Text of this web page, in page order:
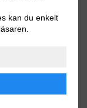
kan du enkelt
värst